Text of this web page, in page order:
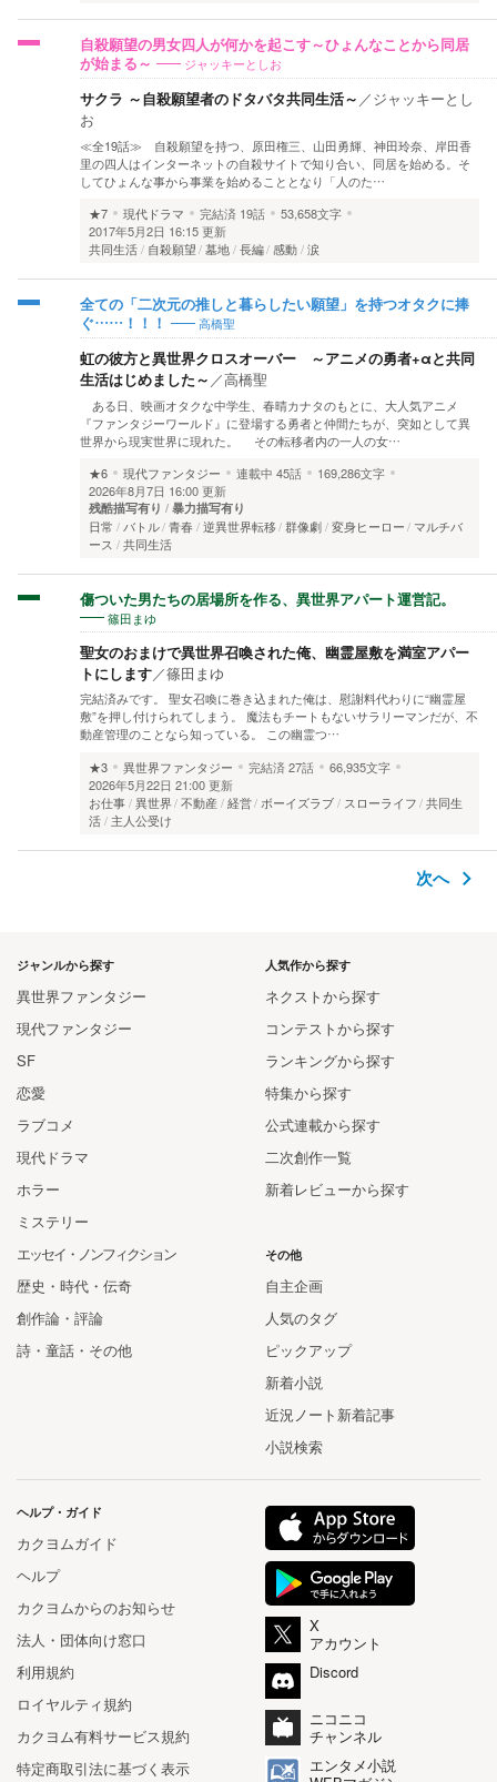
自殺願望の男女四人が何かを起こす～ひょんなことから同居
が始まる～
ジャッキーとしお
サクラ ～自殺願望者のドタバタ共同生活～ ／ジャッキーとし
お
≪全19話≫ 自殺願望を持つ、原田権三、山田勇輝、神田玲奈、岸田香
里の四人はインターネットの自殺サイトで知り合い、同居を始める。そ
してひょんな事から事業を始めることとなり「人のた…
★7
現代ドラマ 完結済 19話
53,658文字
2017年5月2日 16:15 更新
共同生活
自殺願望 墓地 長編 感動 涙
全ての「二次元の推しと暮らしたい願望」を持つオタクに捧
ぐ……！！！
高橋聖
虹の彼方と異世界クロスオーバー ～アニメの勇者+αと共同
生活はじめました～ ／高橋聖
ある日、映画オタクな中学生、春晴カナタのもとに、大人気アニメ
『ファンタジーワールド』に登場する勇者と仲間たちが、突如として異
世界から現実世界に現れた。 その転移者内の一人の女…
★6
現代ファンタジー 連載中 45話
169,286文字
2026年8月7日 16:00 更新
残酷描写有り 暴力描写有り
日常 バトル 青春 逆異世界転移 群像劇 変身ヒーロー
マルチバ
ース
共同生活
傷ついた男たちの居場所を作る、異世界アパート運営記。
篠田まゆ
聖女のおまけで異世界召喚された俺、幽霊屋敷を満室アパー
トにします／篠田まゆ
完結済みです。 聖女召喚に巻き込まれた俺は、慰謝料代わりに“幽霊屋
敷”を押し付けられてしまう。 魔法もチートもないサラリーマンだが、不
動産管理のことなら知っている。 この幽霊つ…
★3
異世界ファンタジー 完結済27話
66,935文字
2026年5月22日 21:00 更新
お仕事 異世界 不動産 経営 ボーイズラブ スローライフ 共同生
活
主人公受け
次へ
人気作から探す
ネクストから探す
コンテストから探す
ランキングから探す
特集から探す
公式連載から探す
二次創作一覧
新着レビューから探す
ジャンルから探す
異世界ファンタジー
現代ファンタジー
SF
恋愛
ラブコメ
現代ドラマ
ホラー
ミステリー
エッセイ・ノンフィクション
歴史・時代・伝奇
創作論・評論
詩・童話・その他
その他
自主企画
人気のタグ
ピックアップ
新着小説
近況ノート新着記事
小説検索
ヘルプ・ガイド
カクヨムガイド
ヘルプ
カクヨムからのお知らせ
法人・団体向け窓口
利用規約
ロイヤルティ規約
カクヨム有料サービス規約
特定商取引法に基づく表示
X
アカウント
Discord
ニコニコ
チャンネル
エンタメ小説